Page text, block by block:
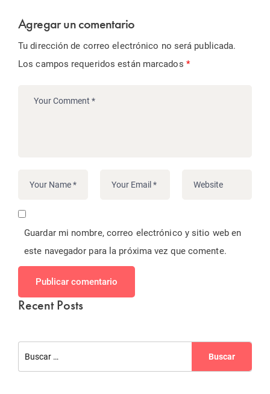
Agregar un comentario
Tu dirección de correo electrónico no será publicada.
Los campos requeridos están marcados *
Guardar mi nombre, correo electrónico y sitio web en
este navegador para la próxima vez que comente.
Publicar comentario
Recent Posts